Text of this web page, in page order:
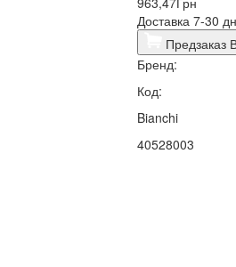
Доставка 7-30
Предзаказ
Бренд:
Код:
Bianchi
40528003